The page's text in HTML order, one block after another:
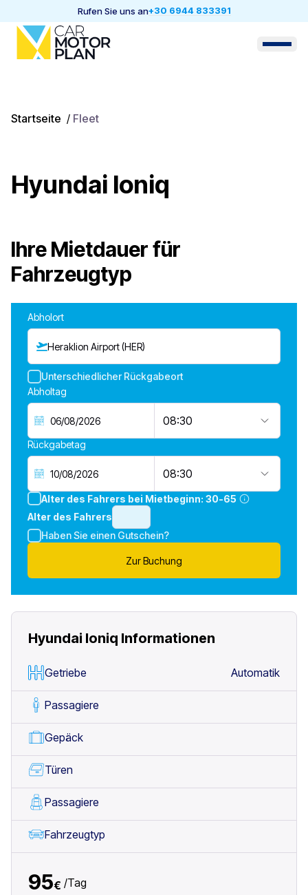
Rufen Sie uns an+30 6944 833391
Startseite / Fleet
Hyundai Ioniq
Ihre Mietdauer für
Fahrzeugtyp
Abholort
Heraklion Airport (HER)
Unterschiedlicher Rückgabeort
Abholtag
08:30
Rückgabetag
08:30
Alter des Fahrers bei Mietbeginn: 30-65
Alter des Fahrers
Haben Sie einen Gutschein?
Zur Buchung
Hyundai Ioniq Informationen
Getriebe Automatik
Passagiere
Gepäck
Türen
Passagiere
Fahrzeugtyp
95€ /Tag